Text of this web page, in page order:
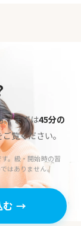
。まずは45分の
覧ください。
。級・開始時の習
はありません。
→